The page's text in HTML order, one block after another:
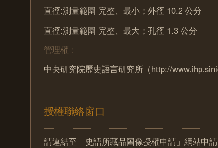
直徑:測量範圍 完整、最小；外徑 10.2 公分
直徑:測量範圍 完整、最大；孔徑 1.3 公分
管理權：
中央研究院歷史語言研究所（http://
授權聯絡窗口
請連結至「史語所藏品圖像授權申請」網站申